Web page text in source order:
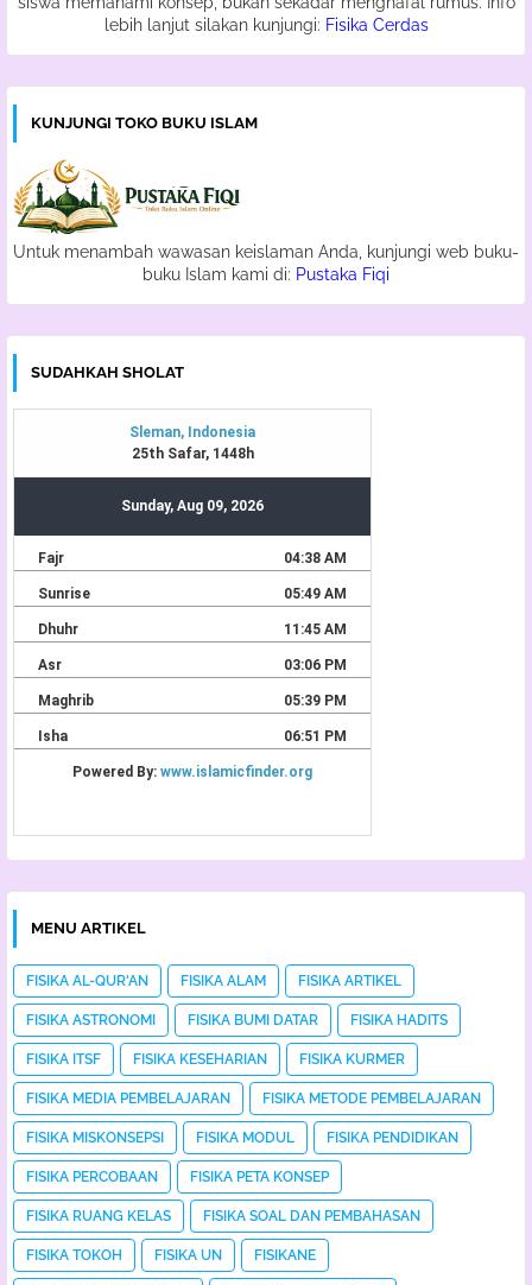
lebih lanjut silakan kunjungi: Fisika Cerdas
KUNJUNGI TOKO BUKU ISLAM
Untuk menambah wawasan keislaman Anda, kunjungi web buku-
buku Islam kami di: Pustaka Fiqi
SUDAHKAH SHOLAT
MENU ARTIKEL
FISIKA AL-QUR'AN FISIKA ALAM FISIKA ARTIKEL
FISIKA ASTRONOMI FISIKA BUMI DATAR FISIKA HADITS
FISIKA ITSF FISIKA KESEHARIAN FISIKA KURMER
FISIKA MEDIA PEMBELAJARAN FISIKA METODE PEMBELAJARAN
FISIKA MISKONSEPSI FISIKA MODUL FISIKA PENDIDIKAN
FISIKA PERCOBAAN FISIKA PETA KONSEP
FISIKA RUANG KELAS FISIKA SOAL DAN PEMBAHASAN
FISIKA TOKOH FISIKA UN FISIKANE